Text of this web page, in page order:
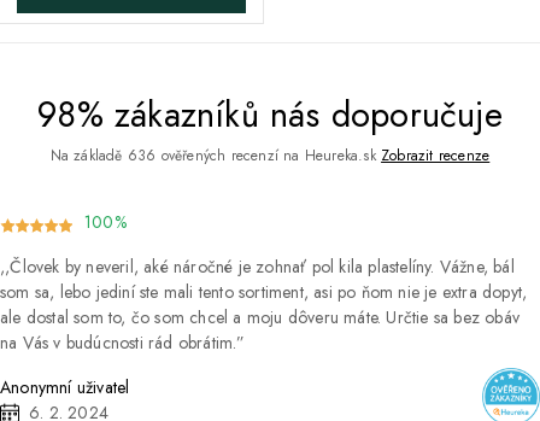
98% zákazníků nás doporučuje
Na základě 636 ověřených recenzí na Heureka.sk Zobrazit recenze
100%
Človek by neveril, aké náročné je zohnať pol kila plastelíny. Vážne, bál
som sa, lebo jediní ste mali tento sortiment, asi po ňom nie je extra dopyt,
ale dostal som to, čo som chcel a moju dôveru máte. Určtie sa bez obáv
na Vás v budúcnosti rád obrátim.
Anonymní uživatel
6. 2. 2024